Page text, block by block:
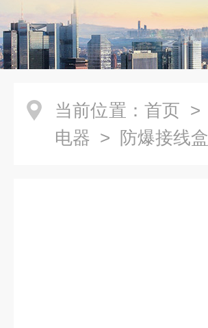
当前位置： 首页 >
电器 > 防爆接线盒